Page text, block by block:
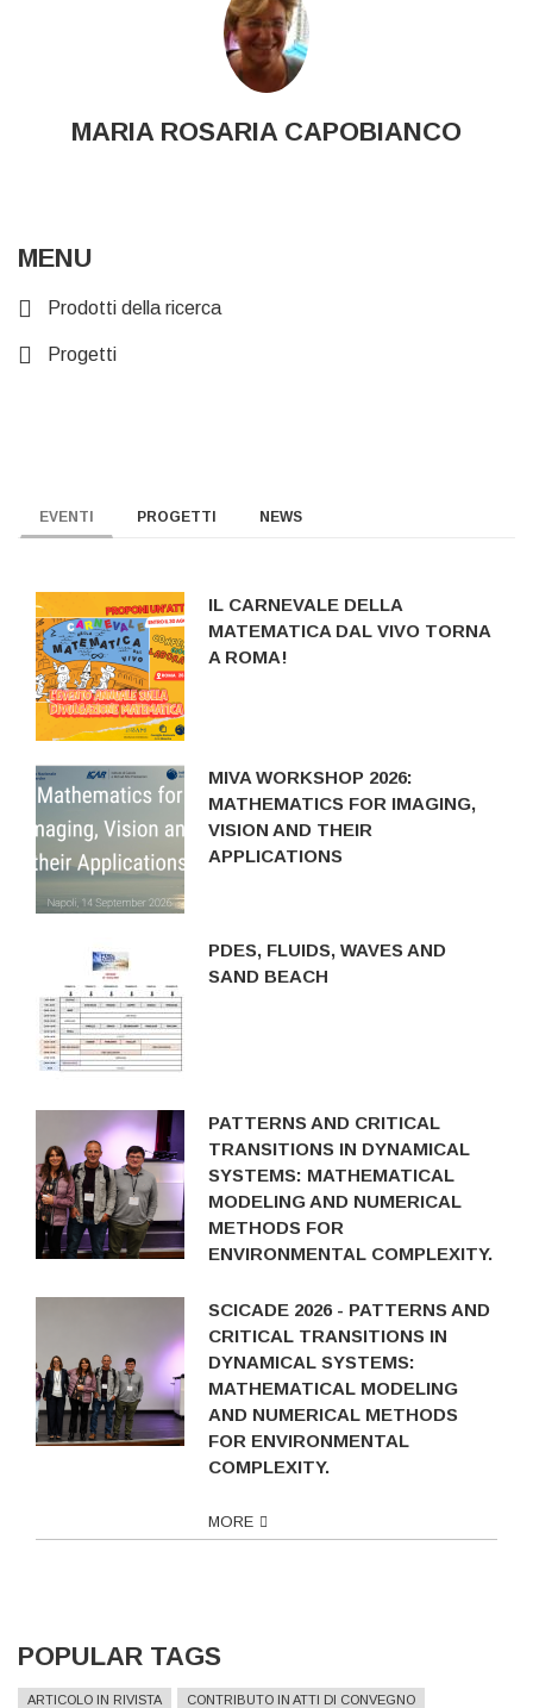
MARIA ROSARIA CAPOBIANCO
MENU
Prodotti della ricerca
Progetti
EVENTI PROGETTI NEWS
IL CARNEVALE DELLA
MATEMATICA DAL VIVO TORNA
A ROMA!
MIVA WORKSHOP 2026:
MATHEMATICS FOR IMAGING,
VISION AND THEIR
APPLICATIONS
PDES, FLUIDS, WAVES AND
SAND BEACH
PATTERNS AND CRITICAL
TRANSITIONS IN DYNAMICAL
SYSTEMS: MATHEMATICAL
MODELING AND NUMERICAL
METHODS FOR
ENVIRONMENTAL COMPLEXITY.
SCICADE 2026 - PATTERNS AND
CRITICAL TRANSITIONS IN
DYNAMICAL SYSTEMS:
MATHEMATICAL MODELING
AND NUMERICAL METHODS
FOR ENVIRONMENTAL
COMPLEXITY.
MORE
POPULAR TAGS
ARTICOLO IN RIVISTA
CONTRIBUTO IN ATTI DI CONVEGNO